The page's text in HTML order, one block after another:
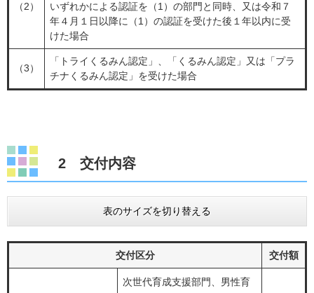
（2）
いずれかによる認証を（1）の部門と同時、又は令和７
年４月１日以降に（1）の認証を受けた後１年以内に受
けた場合
（3）
「トライくるみん認定」、「くるみん認定」又は「プラ
チナくるみん認定」を受けた場合
2 交付内容
表のサイズを切り替える
交付区分 交付額
次世代育成支援部門、男性育